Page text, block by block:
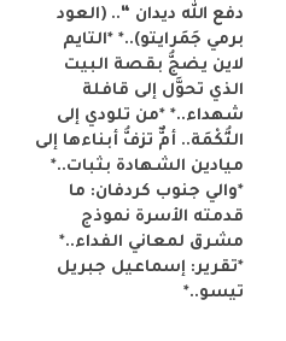
دفع الله ديدان “.. (العود
برمي جَمَرايتو)..* *التايم
لاين يضجُّ بقصة البيت
الذي تحوَّل إلى قافلة
شهداء..* *من تلودي إلى
التُّكْمَة.. أمٌّ تزفُّ أبناءها إلى
ميادين الشهادة بثبات..*
*والي جنوب كردفان: ما
قدمته الأسرة نموذج
مشرق لمعاني الفداء..*
*تقرير: إسماعيل جبريل
تيسو..*